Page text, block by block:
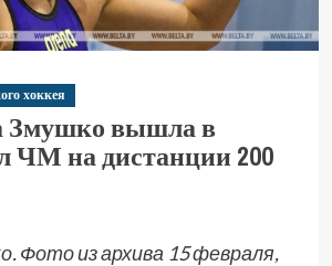
хоккея
Змушко вышла в
ЧМ на дистанции 200
Фото из архива 15 февраля,